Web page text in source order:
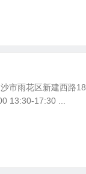
市雨花区新建西路
13:30-17:30 ...